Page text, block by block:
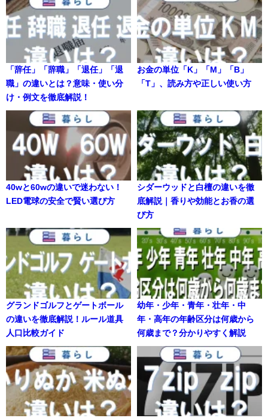
「辞任」「辞職」「退任」「退
職」の違いとは？意味・使い分
け・例文を徹底解説！
お金の単位「K」「M」「B」
「T」、読み方や正しい使い方
40wと60wの違いで迷わない！
LED電球の安全で賢い選び方
シダーウッドと白檀の違いを徹
底解説｜香りや効能とお香の選
び方
グランドゴルフとゲートボール
の違いを徹底解説！ルール道具
人口比較ガイド
幼年・少年・青年・壮年・中
年・高年の年齢区分は何歳から
何歳まで？分かりやすく解説